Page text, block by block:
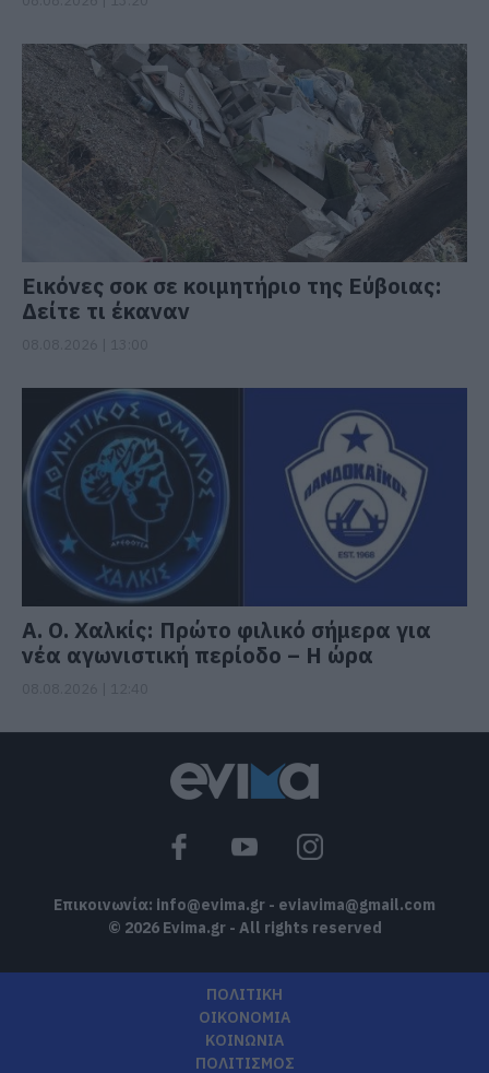
Εικόνες σοκ σε κοιμητήριο της Εύβοιας:
Δείτε τι έκαναν
Α. Ο. Χαλκίς: Πρώτο φιλικό σήμερα για
νέα αγωνιστική περίοδο – Η ώρα
Επικοινωνία: info@evima.gr - eviavima@gmail.com
© 2026 Evima.gr - All rights reserved
ΠΟΛΙΤΙΚΗ
ΟΙΚΟΝΟΜΙΑ
ΚΟΙΝΩΝΙΑ
ΠΟΛΙΤΙΣΜΟΣ